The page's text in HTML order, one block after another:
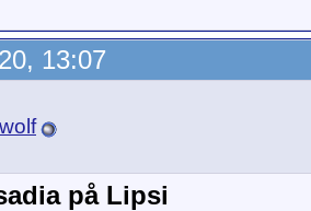
13:07
på Lipsi